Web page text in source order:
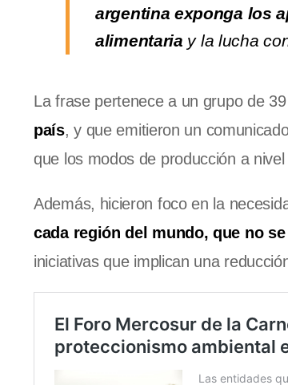
argentina exponga los
alimentaria y la lucha
La frase pertenece a un grupo de
país, y que emitieron un
que los modos de producción a
Además, hicieron foco en la
cada región del mundo, que no
iniciativas que implican una